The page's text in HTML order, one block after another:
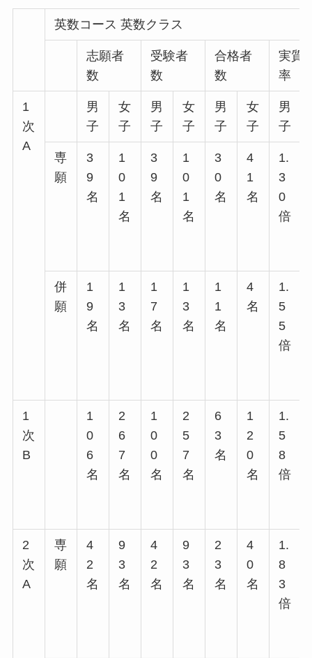
英数コース 英数クラス
志願者
数
受験者
数
合格者
数
実質
率
1
次
A
男
子
女
子
男
子
女
子
男
子
女
子
男
子
専
願
3
9
名
1
0
1
名
3
9
名
1
0
1
名
3
0
名
4
1
名
1.
3
0
倍
併
願
1
9
名
1
3
名
1
7
名
1
3
名
1
1
名
4
名
1.
5
5
倍
1
次
B
1
0
6
名
2
6
7
名
1
0
0
名
2
5
7
名
6
3
名
1
2
0
名
1.
5
8
倍
2
次
A
専
願
4
2
名
9
3
名
4
2
名
9
3
名
2
3
名
4
0
名
1.
8
3
倍